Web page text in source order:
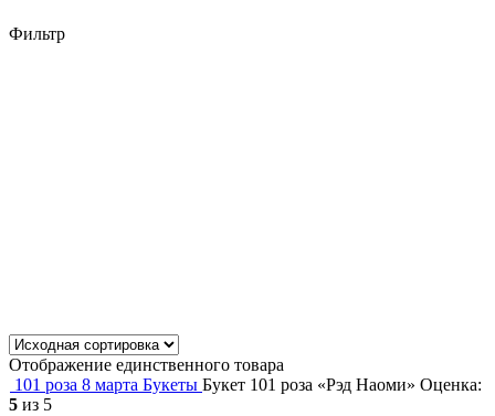
Фильтр
Отображение единственного товара
101 роза 8 марта Букеты Букет 101 роза «Рэд Наоми» Оценка:
5 из 5